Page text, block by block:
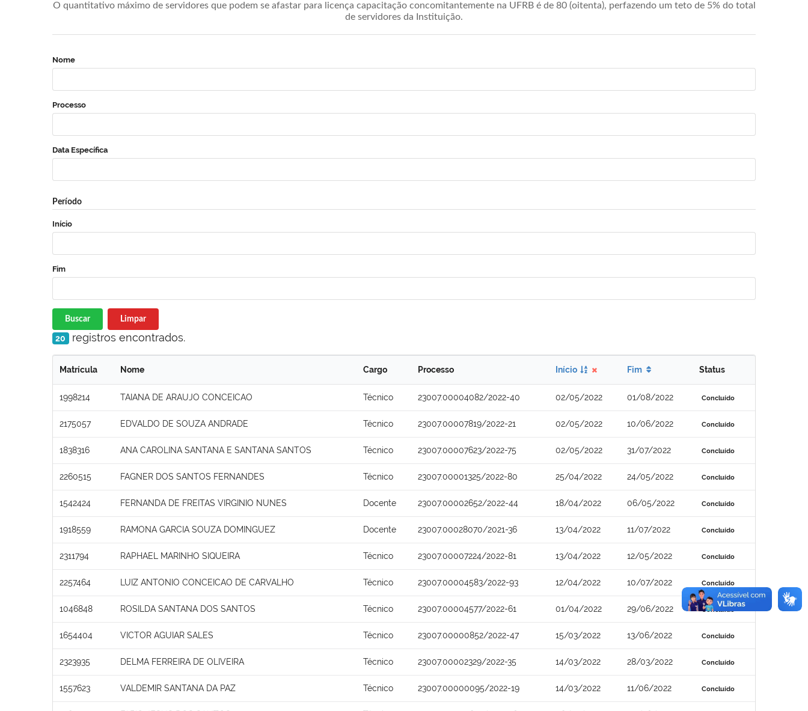
O quantitativo máximo de servidores que podem se afastar para licença capacitação concomitantemente na UFRB é de 80 (oitenta), perfazendo um teto de 5% do total
de servidores da Instituição.
Nome
Processo
Data Específica
Período
Início
Fim
Buscar Limpar
20 registros encontrados.
Matrícula Nome Cargo Processo Início Fim Status
1998214 TAIANA DE ARAUJO CONCEICAO Técnico 23007.00004082/2022-40 02/05/2022 01/08/2022 Concluído
2175057 EDVALDO DE SOUZA ANDRADE Técnico 23007.00007819/2022-21 02/05/2022 10/06/2022 Concluído
1838316 ANA CAROLINA SANTANA E SANTANA SANTOS Técnico 23007.00007623/2022-75 02/05/2022 31/07/2022 Concluído
2260515 FAGNER DOS SANTOS FERNANDES Técnico 23007.00001325/2022-80 25/04/2022 24/05/2022 Concluído
1542424 FERNANDA DE FREITAS VIRGINIO NUNES Docente 23007.00002652/2022-44 18/04/2022 06/05/2022 Concluído
1918559 RAMONA GARCIA SOUZA DOMINGUEZ Docente 23007.00028070/2021-36 13/04/2022 11/07/2022 Concluído
2311794 RAPHAEL MARINHO SIQUEIRA Técnico 23007.00007224/2022-81 13/04/2022 12/05/2022 Concluído
2257464 LUIZ ANTONIO CONCEICAO DE CARVALHO Técnico 23007.00004583/2022-93 12/04/2022 10/07/2022 Concluído
1046848 ROSILDA SANTANA DOS SANTOS Técnico 23007.00004577/2022-61 01/04/2022 29/06/2022 Concluído
1654404 VICTOR AGUIAR SALES Técnico 23007.00000852/2022-47 15/03/2022 13/06/2022 Concluído
2323935 DELMA FERREIRA DE OLIVEIRA Técnico 23007.00002329/2022-35 14/03/2022 28/03/2022 Concluído
1557623 VALDEMIR SANTANA DA PAZ Técnico 23007.00000095/2022-19 14/03/2022 11/06/2022 Concluído